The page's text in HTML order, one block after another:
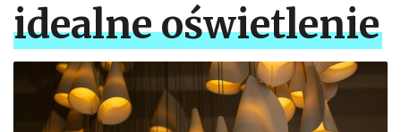
idealne oświetlenie